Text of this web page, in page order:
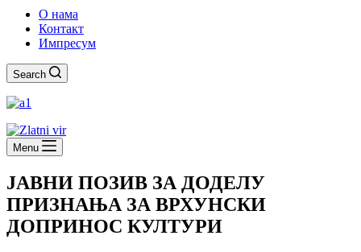
О нама
Контакт
Импресум
Search
Menu
ЈАВНИ ПОЗИВ ЗА ДОДЕЛУ
ПРИЗНАЊА ЗА ВРХУНСКИ
ДОПРИНОС КУЛТУРИ